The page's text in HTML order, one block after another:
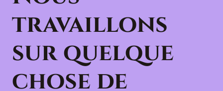
travaillons
sur quelque
chose de